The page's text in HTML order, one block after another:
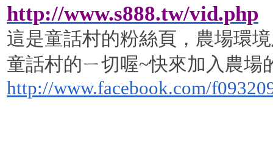
http://www.s888.tw/vid.php
這是童話村的粉絲頁，農場環
童話村的ㄧ切喔~快來加入農場
http://www.facebook.com/